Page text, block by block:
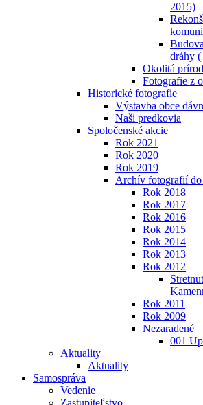
2015)
dráhy
Okolitá
Fotografie z
Historické fotografie
Výstavba obce
Naši predkovia
Spoločenské akcie
Rok 2021
Rok 2020
Rok 2019
Archív fotografií
Rok 2018
Rok 2017
Rok 2016
Rok 2015
Rok 2014
Rok 2013
Rok 2012
Rok 2011
Rok 2009
Nezaradené
001
Aktuality
Aktuality
Samospráva
Vedenie
Zastupiteľstvo